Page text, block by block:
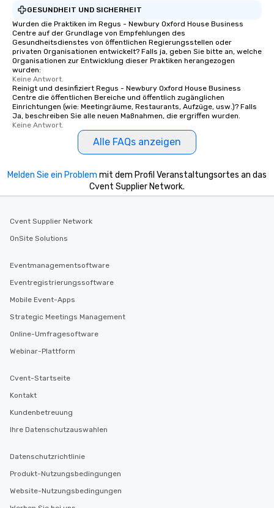
GESUNDHEIT UND SICHERHEIT
Wurden die Praktiken im Regus - Newbury Oxford House Business
Centre auf der Grundlage von Empfehlungen des
Gesundheitsdienstes von öffentlichen Regierungsstellen oder
privaten Organisationen entwickelt? Falls ja, geben Sie bitte an, welche
Organisationen zur Entwicklung dieser Praktiken herangezogen
wurden:
Keine Antwort.
Reinigt und desinfiziert Regus - Newbury Oxford House Business
Centre die öffentlichen Bereiche und öffentlich zugänglichen
Einrichtungen (wie: Meetingräume, Restaurants, Aufzüge, usw.)? Falls
Ja, beschreiben Sie alle neuen Maßnahmen, die ergriffen wurden.
Keine Antwort.
Alle FAQs anzeigen
Melden Sie ein Problem mit dem Profil Veranstaltungsortes an das
Cvent Supplier Network.
Cvent Supplier Network
OnSite Solutions
Eventmanagementsoftware
Eventregistrierungssoftware
Mobile Event-Apps
Strategic Meetings Management
Online-Umfragesoftware
Webinar-Plattform
Cvent-Startseite
Kontakt
Kundenbetreuung
Ihre Datenschutzauswahlen
Datenschutzrichtlinie
Produkt-Nutzungsbedingungen
Website-Nutzungsbedingungen